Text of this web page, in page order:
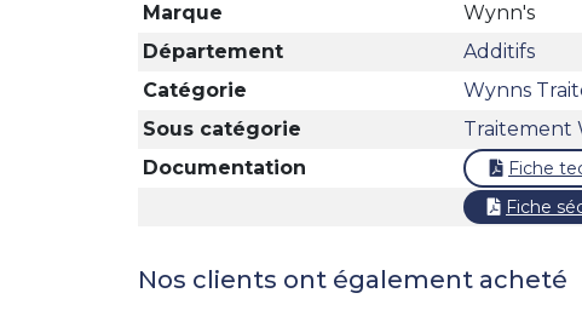
Marque
Wynn's
Département
Additifs
Catégorie
Wynns
Sous catégorie
Traitement
Documentation
Fiche
Fiche
Nos clients ont également acheté